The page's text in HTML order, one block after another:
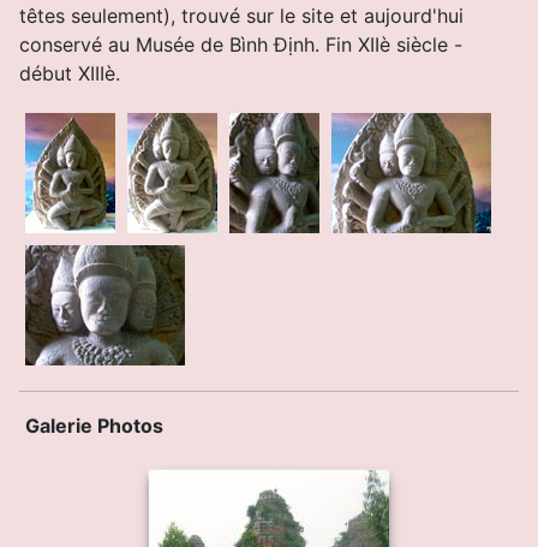
têtes seulement), trouvé sur le site et aujourd'hui
conservé au Musée de Bình Ðịnh. Fin XIIè siècle -
début XIIIè.
Galerie Photos